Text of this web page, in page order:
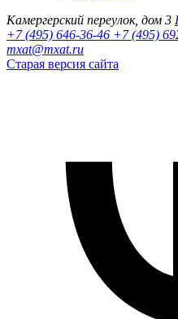
Камергерский переулок, дом 3
+7 (495) 646-36-46 +7 (495)
mxat@mxat.ru
Старая версия сайта